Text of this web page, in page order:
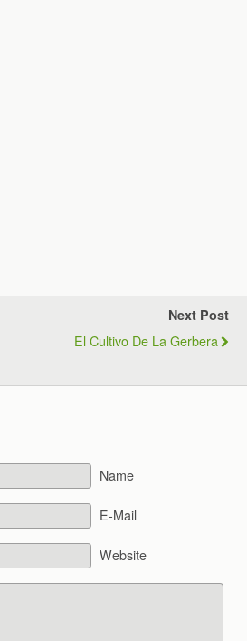
Next Post
El Cultivo De La Gerbera
Name
E-Mail
Website